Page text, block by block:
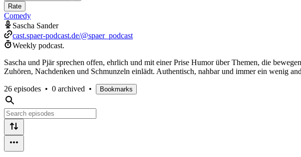
Rate
Comedy
Sascha Sander
cast.spaer-podcast.de/@spaer_podcast
Weekly podcast.
Sascha und Pjär sprechen offen, ehrlich und mit einer Prise Humor über Themen, die
Zuhören, Nachdenken und Schmunzeln einlädt. Authentisch, nahbar und immer ein wenig
26 episodes • 0 archived • Bookmarks